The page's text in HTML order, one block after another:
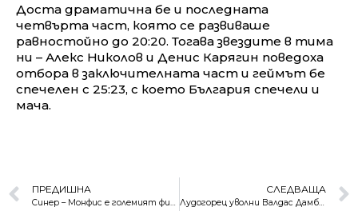
Доста драматична бе и последната
четвърта част, която се развиваше
равностойно до 20:20. Тогава звездите в тима
ни – Алекс Николов и Денис Карягин поведоха
отбора в заключителната част и геймът бе
спечелен с 25:23, с което България спечели и
мача.
ПРЕДИШНА
Синер – Монфис е големият финал на Sofia Open
СЛЕДВАЩА
Лудогорец уволни Валдас Дамбраускас